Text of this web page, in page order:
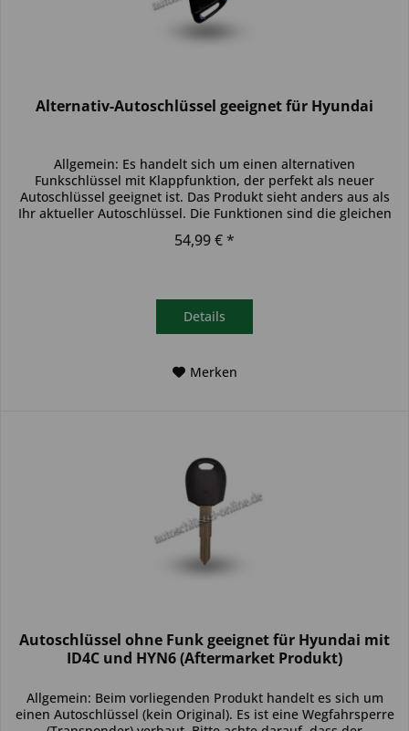
Alternativ-Autoschlüssel geeignet für Hyundai
Allgemein: Es handelt sich um einen alternativen
Funkschlüssel mit Klappfunktion, der perfekt als neuer
Autoschlüssel geeignet ist. Das Produkt sieht anders aus als
Ihr aktueller Autoschlüssel. Die Funktionen sind die gleichen
54,99 € *
Details
Merken
Autoschlüssel ohne Funk geeignet für Hyundai mit
ID4C und HYN6 (Aftermarket Produkt)
Allgemein: Beim vorliegenden Produkt handelt es sich um
einen Autoschlüssel (kein Original). Es ist eine Wegfahrsperre